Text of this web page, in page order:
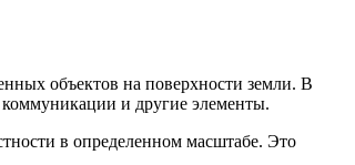
объектов на поверхности земли. В
коммуникации и другие элементы.
в определенном масштабе. Это